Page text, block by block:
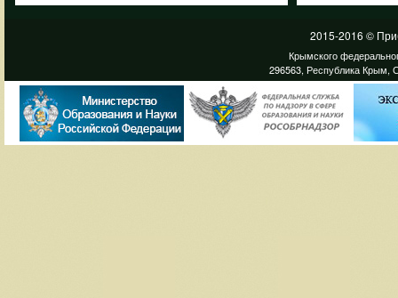
2015-2016 ©
Крымского
296563, Республика Крым,